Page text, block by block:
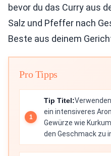
bevor du das Curry aus
Salz und Pfeffer nach
Beste aus deinem
Pro Tipps
Tip Titel:
ein intensiveres
Gewürze wie
den Geschmack zu